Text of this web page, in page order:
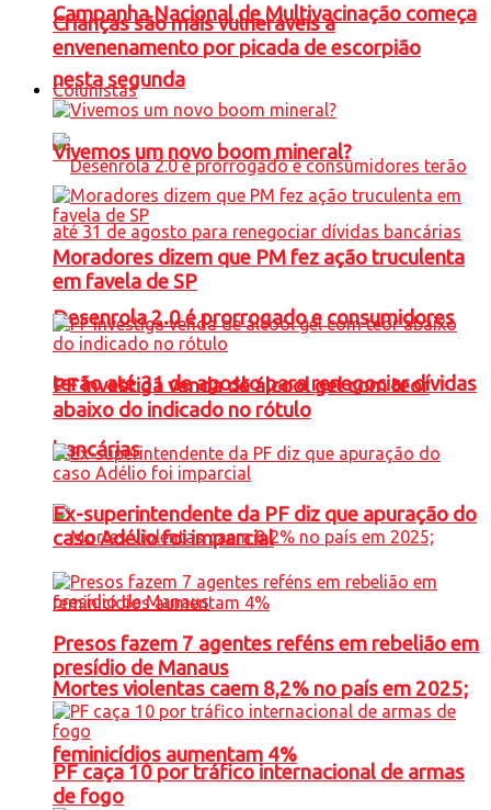
Campanha Nacional de Multivacinação começa
nesta segunda
Desenrola 2.0 é prorrogado e consumidores
terão até 31 de agosto para renegociar dívidas
bancárias
Mortes violentas caem 8,2% no país em 2025;
feminicídios aumentam 4%
Crianças são mais vulneráveis a
envenenamento por picada de escorpião
Colunistas
Vivemos um novo boom mineral?
Moradores dizem que PM fez ação truculenta
em favela de SP
PF investiga venda de álcool gel com teor
abaixo do indicado no rótulo
Ex-superintendente da PF diz que apuração do
caso Adélio foi imparcial
Presos fazem 7 agentes reféns em rebelião em
presídio de Manaus
PF caça 10 por tráfico internacional de armas
de fogo